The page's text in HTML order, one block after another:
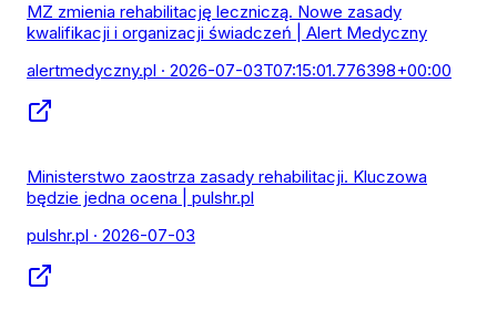
MZ zmienia rehabilitację leczniczą. Nowe zasady
kwalifikacji i organizacji świadczeń | Alert Medyczny
alertmedyczny.pl · 2026-07-03T07:15:01.776398+00:00
Ministerstwo zaostrza zasady rehabilitacji. Kluczowa
będzie jedna ocena | pulshr.pl
pulshr.pl · 2026-07-03